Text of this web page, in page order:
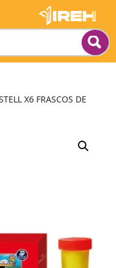
X6 FRASCOS DE